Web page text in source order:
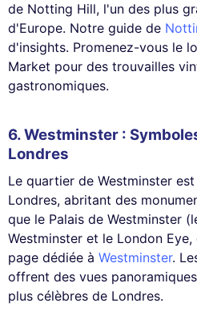
de Notting Hill, l'un des plus
d'Europe. Notre guide de
d'insights. Promenez-vous le
Market pour des trouvailles
gastronomiques.
6. Westminster :
Londres
Le quartier de Westminster
Londres, abritant des
que le Palais de Westminster
Westminster et le London
page dédiée à Westminster.
offrent des vues
plus célèbres de Londres.